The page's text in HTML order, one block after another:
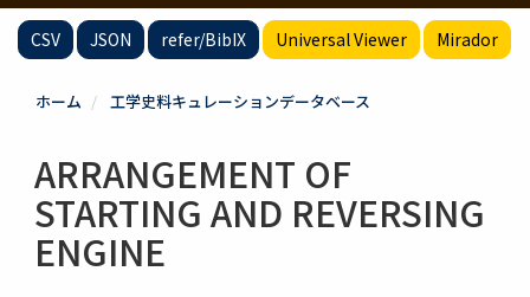
CSV JSON refer/BibIX Universal Viewer Mirador
ホーム 工学史料キュレーションデータベース
ARRANGEMENT OF
STARTING AND REVERSING
ENGINE